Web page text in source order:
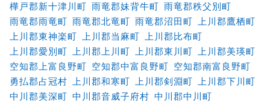
樺戸郡新十津川町 雨竜郡妹背牛町 雨竜郡秩父別町
雨竜郡雨竜町 雨竜郡北竜町 雨竜郡沼田町
上川郡鷹栖町
上川郡東神楽町
上川郡当麻町
上川郡比布町
上川郡愛別町
上川郡上川町 上川郡東川町
上川郡美瑛町
空知郡上富良野町 空知郡中富良野町 空知郡南富良野町
勇払郡占冠村
上川郡和寒町 上川郡剣淵町
上川郡下川町
中川郡美深町 中川郡音威子府村 中川郡中川町